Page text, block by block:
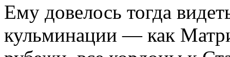
Ему довелось тогда
кульминации — как